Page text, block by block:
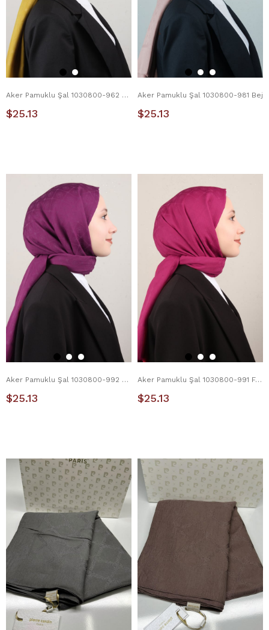
Aker Pamuklu Şal 1030800-962 Hardal
$25.13
Aker Pamuklu Şal 1030800-981 Bej
$25.13
Aker Pamuklu Şal 1030800-992 Mürdüm
$25.13
Aker Pamuklu Şal 1030800-991 Fuşya
$25.13